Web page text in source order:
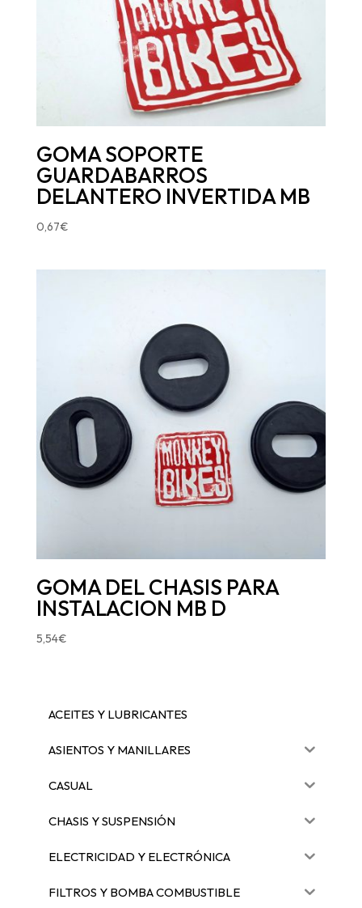
GOMA SOPORTE
GUARDABARROS
DELANTERO INVERTIDA MB
0,67€
GOMA DEL CHASIS PARA
INSTALACION MB D
5,54€
ACEITES Y LUBRICANTES
ASIENTOS Y MANILLARES
CASUAL
CHASIS Y SUSPENSIÓN
ELECTRICIDAD Y ELECTRÓNICA
FILTROS Y BOMBA COMBUSTIBLE